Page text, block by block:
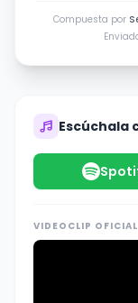
Compuesta por
Escúchala
VIDEOCLIP OFICIAL